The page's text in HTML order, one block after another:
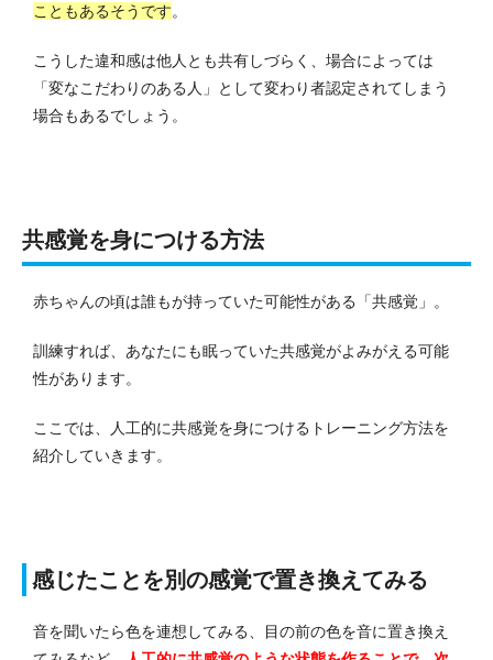
こともあるそうです。
こうした違和感は他人とも共有しづらく、場合によっては
「変なこだわりのある人」として変わり者認定されてしまう
場合もあるでしょう。
共感覚を身につける方法
赤ちゃんの頃は誰もが持っていた可能性がある「共感覚」。
訓練すれば、あなたにも眠っていた共感覚がよみがえる可能
性があります。
ここでは、人工的に共感覚を身につけるトレーニング方法を
紹介していきます。
感じたことを別の感覚で置き換えてみる
音を聞いたら色を連想してみる、目の前の色を音に置き換え